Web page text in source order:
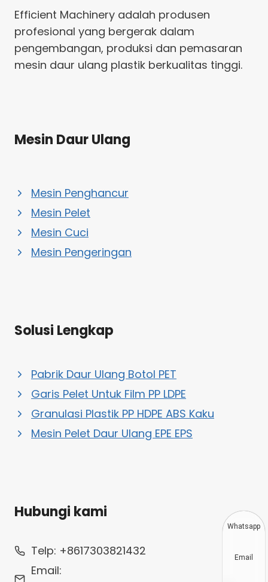
Efficient Machinery adalah produsen
profesional yang bergerak dalam
pengembangan, produksi dan pemasaran
mesin daur ulang plastik berkualitas tinggi.
Mesin Daur Ulang
Mesin Penghancur
Mesin Pelet
Mesin Cuci
Mesin Pengeringan
Solusi Lengkap
Pabrik Daur Ulang Botol PET
Garis Pelet Untuk Film PP LDPE
Granulasi Plastik PP HDPE ABS Kaku
Mesin Pelet Daur Ulang EPE EPS
Hubungi kami
Telp: +8617303821432
Email:
Whatsapp
Email